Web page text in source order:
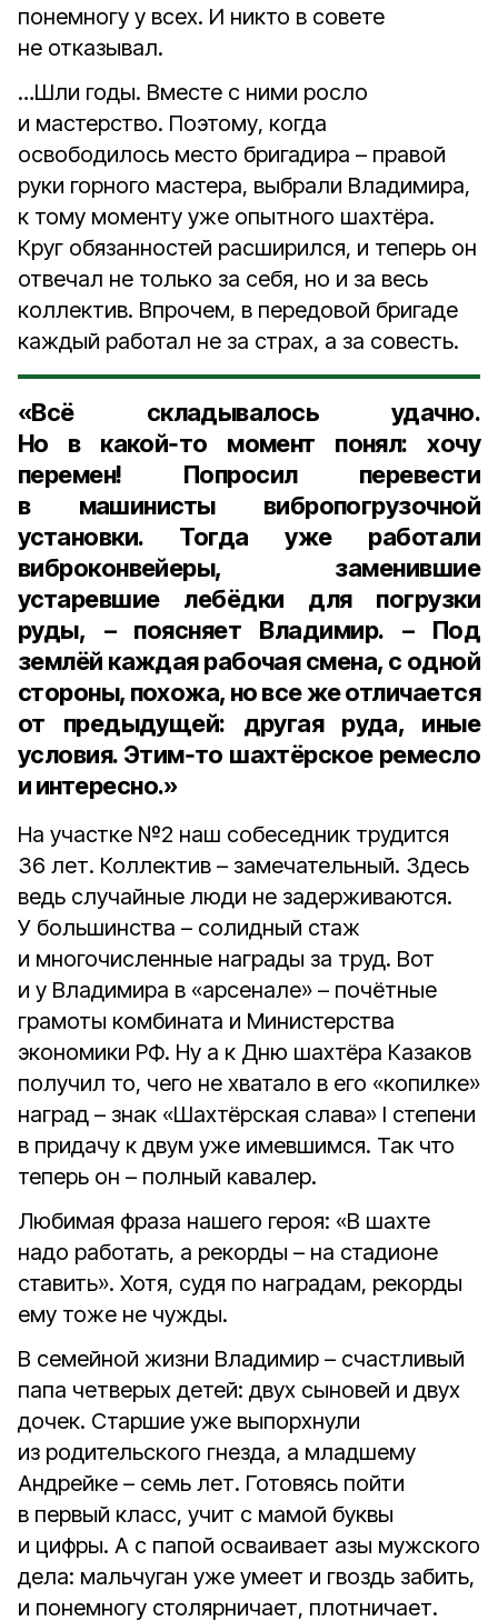
понемногу у всех. И никто в совете
не отказывал.
…Шли годы. Вместе с ними росло
и мастерство. Поэтому, когда
освободилось место бригадира – правой
руки горного мастера, выбрали Владимира,
к тому моменту уже опытного шахтёра.
Круг обязанностей расширился, и теперь он
отвечал не только за себя, но и за весь
коллектив. Впрочем, в передовой бригаде
каждый работал не за страх, а за совесть.
«Всё складывалось удачно.
Но в какой‑то момент понял: хочу
перемен! Попросил перевести
в машинисты вибропогрузочной
установки. Тогда уже работали
виброконвейеры, заменившие
устаревшие лебёдки для погрузки
руды, – поясняет Владимир. – Под
землёй каждая рабочая смена, с одной
стороны, похожа, но все же отличается
от предыдущей: другая руда, иные
условия. Этим‑то шахтёрское ремесло
и интересно.»
На участке №2 наш собеседник трудится
36 лет. Коллектив – замечательный. Здесь
ведь случайные люди не задерживаются.
У большинства – солидный стаж
и многочисленные награды за труд. Вот
и у Владимира в «арсенале» – почётные
грамоты комбината и Министерства
экономики РФ. Ну а к Дню шахтёра Казаков
получил то, чего не хватало в его «копилке»
наград – знак «Шахтёрская слава» I степени
в придачу к двум уже имевшимся. Так что
теперь он – полный кавалер.
Любимая фраза нашего героя: «В шахте
надо работать, а рекорды – на стадионе
ставить». Хотя, судя по наградам, рекорды
ему тоже не чужды.
В семейной жизни Владимир – счастливый
папа четверых детей: двух сыновей и двух
дочек. Старшие уже выпорхнули
из родительского гнезда, а младшему
Андрейке – семь лет. Готовясь пойти
в первый класс, учит с мамой буквы
и цифры. А с папой осваивает азы мужского
дела: мальчуган уже умеет и гвоздь забить,
и понемногу столярничает, плотничает.